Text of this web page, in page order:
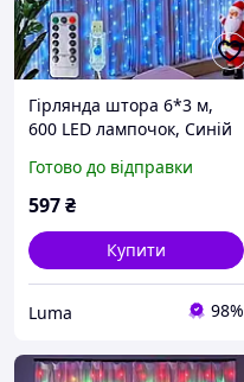
Гірлянда штора 6*3 м,
600 LED лампочок, Синій
працює від павербанка,
яскраво світить, багато
Готово до відправки
597₴
Купити
Luma 98%